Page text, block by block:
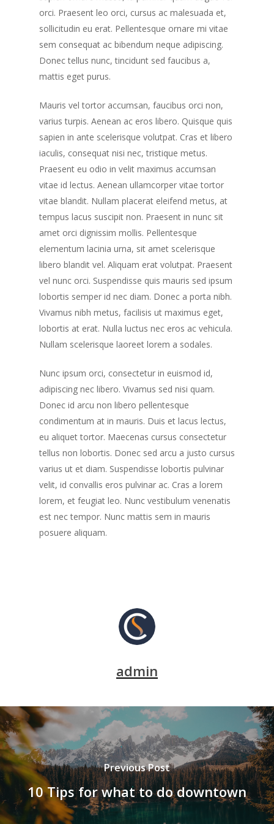
orci. Praesent leo orci, cursus ac malesuada et,
sollicitudin eu erat. Pellentesque ornare mi vitae
sem consequat ac bibendum neque adipiscing.
Donec tellus nunc, tincidunt sed faucibus a,
mattis eget purus.
Mauris vel tortor accumsan, faucibus orci non,
varius turpis. Aenean ac eros libero. Quisque quis
sapien in ante scelerisque volutpat. Cras et libero
iaculis, consequat nisi nec, tristique metus.
Praesent eu odio in velit maximus accumsan
vitae id lectus. Aenean ullamcorper vitae tortor
vitae blandit. Nullam placerat eleifend metus, at
tempus lacus suscipit non. Praesent in nunc sit
amet orci dignissim mollis. Pellentesque
elementum lacinia urna, sit amet scelerisque
libero blandit vel. Aliquam erat volutpat. Praesent
vel nunc orci. Suspendisse quis mauris sed ipsum
lobortis semper id nec diam. Donec a porta nibh.
Vivamus nibh metus, facilisis ut maximus eget,
lobortis at erat. Nulla luctus nec eros ac vehicula.
Nullam scelerisque laoreet lorem a sodales.
Nunc ipsum orci, consectetur in euismod id,
adipiscing nec libero. Vivamus sed nisi quam.
Donec id arcu non libero pellentesque
condimentum at in mauris. Duis et lacus lectus,
eu aliquet tortor. Maecenas cursus consectetur
tellus non lobortis. Donec sed arcu a justo cursus
varius ut et diam. Suspendisse lobortis pulvinar
velit, id convallis eros pulvinar ac. Cras a lorem
lorem, et feugiat leo. Nunc vestibulum venenatis
est nec tempor. Nunc mattis sem in mauris
posuere aliquam.
admin
Previous Post
10 Tips for what to do downtown